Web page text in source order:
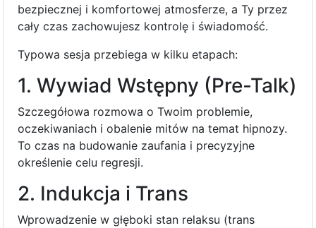
bezpiecznej i komfortowej atmosferze, a Ty przez
cały czas zachowujesz kontrolę i świadomość.
Typowa sesja przebiega w kilku etapach:
1. Wywiad Wstępny (Pre-Talk)
Szczegółowa rozmowa o Twoim problemie,
oczekiwaniach i obalenie mitów na temat hipnozy.
To czas na budowanie zaufania i precyzyjne
określenie celu regresji.
2. Indukcja i Trans
Wprowadzenie w głęboki stan relaksu (trans